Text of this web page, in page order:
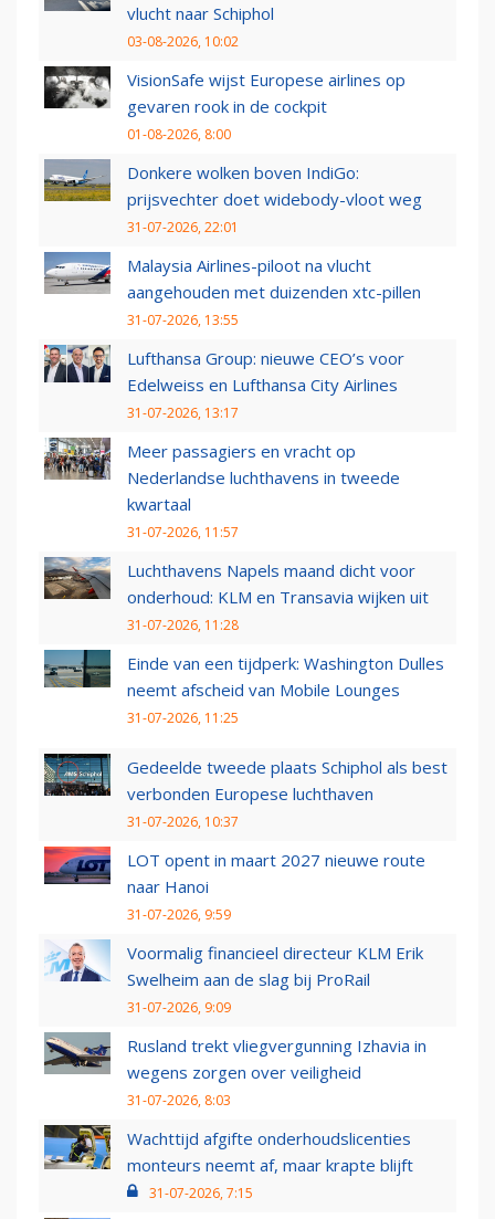
vlucht naar Schiphol
03-08-2026, 10:02
VisionSafe wijst Europese airlines op
gevaren rook in de cockpit
01-08-2026, 8:00
Donkere wolken boven IndiGo:
prijsvechter doet widebody-vloot weg
31-07-2026, 22:01
Malaysia Airlines-piloot na vlucht
aangehouden met duizenden xtc-pillen
31-07-2026, 13:55
Lufthansa Group: nieuwe CEO’s voor
Edelweiss en Lufthansa City Airlines
31-07-2026, 13:17
Meer passagiers en vracht op
Nederlandse luchthavens in tweede
kwartaal
31-07-2026, 11:57
Luchthavens Napels maand dicht voor
onderhoud: KLM en Transavia wijken uit
31-07-2026, 11:28
Einde van een tijdperk: Washington Dulles
neemt afscheid van Mobile Lounges
31-07-2026, 11:25
Gedeelde tweede plaats Schiphol als best
verbonden Europese luchthaven
31-07-2026, 10:37
LOT opent in maart 2027 nieuwe route
naar Hanoi
31-07-2026, 9:59
Voormalig financieel directeur KLM Erik
Swelheim aan de slag bij ProRail
31-07-2026, 9:09
Rusland trekt vliegvergunning Izhavia in
wegens zorgen over veiligheid
31-07-2026, 8:03
Wachttijd afgifte onderhoudslicenties
monteurs neemt af, maar krapte blijft
31-07-2026, 7:15